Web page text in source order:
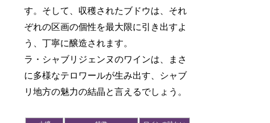
す。そして、収穫されたブドウは、それ
ぞれの区画の個性を最大限に引き出すよ
う、丁寧に醸造されます。
ラ・シャブリジェンヌのワインは、まさ
に多様なテロワールが生み出す、シャブ
リ地方の魅力の結晶と言えるでしょう。